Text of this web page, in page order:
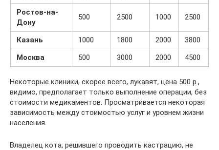
Ростов-на-
Дону
500 2500 1000 2500
Казань 1000 1800 2000
3800
Москва
500 3000 2000 4500
Некоторые клиники, скорее всего, лукавят, цена 500 р.,
видимо, предполагает только выполнение операции, без
стоимости медикаментов. Просматривается некоторая
зависимость между стоимостью услуг и уровнем жизни
населения.
Владелец кота, решившего проводить кастрацию, не